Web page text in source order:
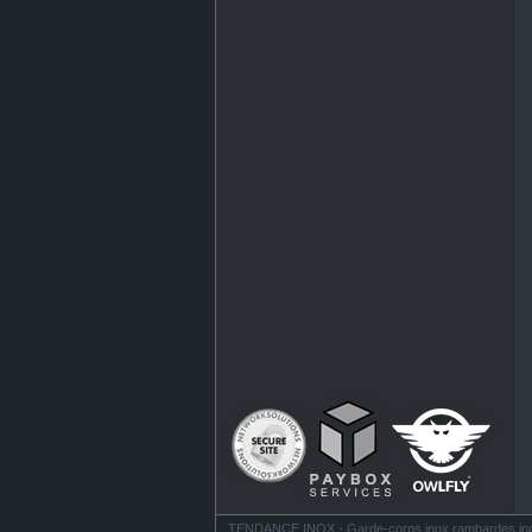
TENDANCE INOX - Garde-corps inox rambardes